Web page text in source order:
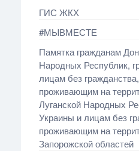
ГИС ЖКХ
#МЫВМЕСТЕ
Памятка гражданам
Народных Республик,
лицам без
проживающим на
Луганской Народных
Украины и лицам без
проживающим на
Запорожской областей